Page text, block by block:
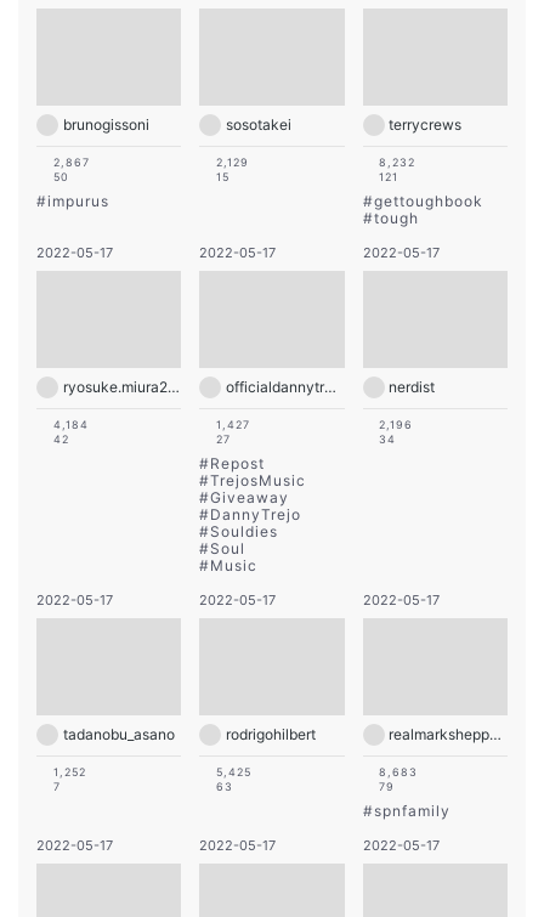
brunogissoni
2,867
50
#impurus
sosotakei
2,129
15
terrycrews
8,232
121
#gettoughbook
#tough
2022-05-17
ryosuke.miura216
4,184
42
2022-05-17
officialdannytrejo
1,427
27
#Repost
#TrejosMusic
#Giveaway
#DannyTrejo
#Souldies
#Soul
#Music
2022-05-17
nerdist
2,196
34
2022-05-17
tadanobu_asano
1,252
7
2022-05-17
rodrigohilbert
5,425
63
2022-05-17
realmarksheppard
8,683
79
#spnfamily
2022-05-17 2022-05-17 2022-05-17